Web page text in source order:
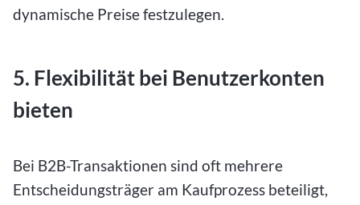
dynamische Preise festzulegen.
5. Flexibilität bei Benutzerkonten
bieten
Bei B2B-Transaktionen sind oft mehrere
Entscheidungsträger am Kaufprozess beteiligt,